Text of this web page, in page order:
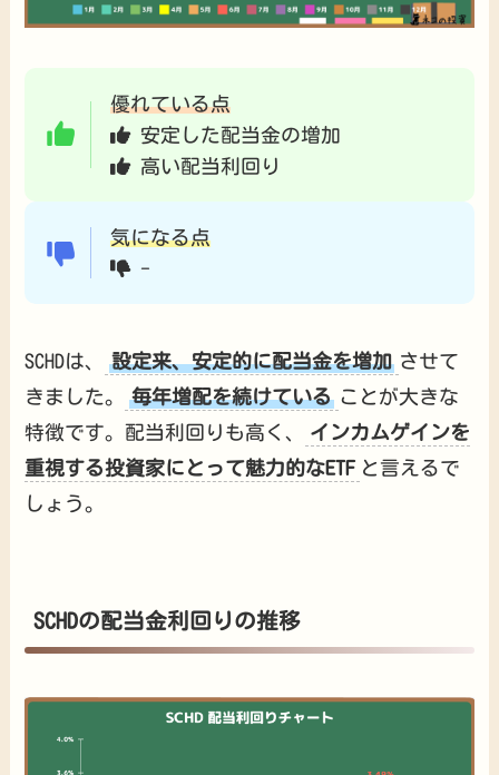
優れている点
安定した配当金の増加
高い配当利回り
気になる点
-
SCHDは、 設定来、安定的に配当金を増加 させて
きました。
毎年増配を続けている ことが大きな
特徴です。配当利回りも高く、
インカムゲインを
重視する投資家にとって魅力的なETF と言えるで
しょう。
SCHDの配当金利回りの推移